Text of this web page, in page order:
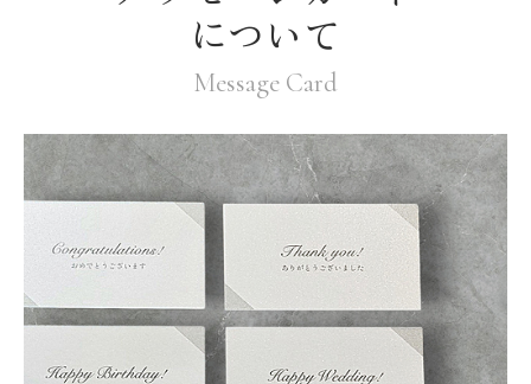
について
Message Card